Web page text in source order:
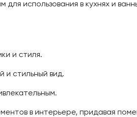
использования в кухнях и
и стиля.
и стильный вид.
в интерьере, придавая